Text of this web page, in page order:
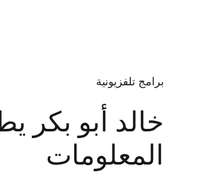
برامج تلفزيونية
خالد أبو بكر
المعلومات